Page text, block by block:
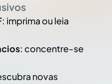
: imprima ou leia
: concentre-se
novas